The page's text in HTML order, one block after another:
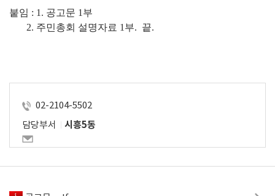
붙임 : 1. 공고문 1 부
2. 주민총회 설명자료 1부. 끝.
02-2104-5502
담당부서
시흥5동